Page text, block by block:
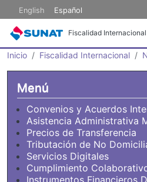
Pasar al contenido principal
English Español
Fiscalidad Internacional
Inicio Fiscalidad Internacional
Menú
Convenios y Acuerdos
Asistencia Administrativa
Precios de Transferencia
Tributación de No
Servicios Digitales
Cumplimiento
Instrumentos Financieros